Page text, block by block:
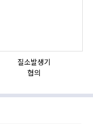
질소발생기
협의